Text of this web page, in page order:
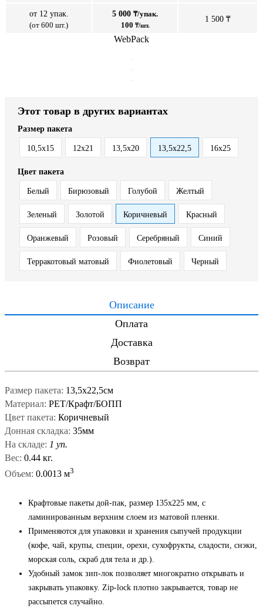
от 12 упак.
(от 600 шт.)
5 000 ₸/упак.
100 ₸/шт.
1 500 ₸
WebPack
Этот товар в других вариантах
Размер пакета
10,5х15 12x21 13,5х20 13,5х22,5 16х25
Цвет пакета
Белый Бирюзовый Голубой Желтый
Зеленый Золотой Коричневый Красный
Оранжевый Розовый Серебряный Синий
Терракотовый матовый Фиолетовый Черный
Описание
Оплата
Доставка
Возврат
Размер пакета: 13,5х22,5см
Материал: PET/Крафт/БОПП
Цвет пакета: Коричневый
Донная складка: 35мм
На складе: 1 уп.
Вес: 0.44 кг.
Объем: 0.0013 м3
Крафтовые пакеты дой-пак, размер 135x225 мм, с
ламинированным верхним слоем из матовой пленки.
Применяются для упаковки и хранения сыпучей продукции
(кофе, чай, крупы, специи, орехи, сухофрукты, сладости, снэки,
морская соль, скраб для тела и др.).
Удобный замок зип-лок позволяет многократно открывать и
закрывать упаковку. Zip-lock плотно закрывается, товар не
рассыпется случайно.